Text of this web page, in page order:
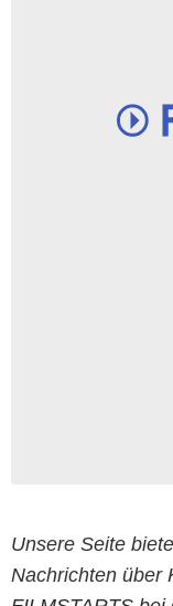
Unsere Seite
Nachrichten über